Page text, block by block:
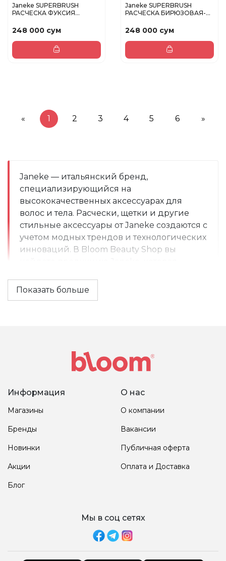
Janeke SUPERBRUSH
РАСЧЕСКА ФУКСИЯ
248 000 сум
Janeke SUPERBRUSH
РАСЧЕСКА БИРЮЗОВАЯ-
248 000 сум
« 1 2 3 4 5 6 »
Janeke — итальянский бренд,
специализирующийся на
высококачественных аксессуарах для
волос и тела. Расчески, щетки и другие
стильные аксессуары от Janeke создаются с
учетом модных трендов и технологических
инноваций. В Bloom Beauty Shop вы
Доставка по всему Узбекистану.
Показать больше
Информация
Магазины
Бренды
Новинки
Акции
Блог
О нас
О компании
Вакансии
Публичная оферта
Оплата и Доставка
Мы в соц сетях